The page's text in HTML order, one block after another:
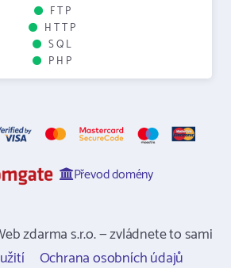
FTP
HTTP
SQL
PHP
Převod domény
zdarma s.r.o. — zvládnete to sami
Ochrana osobních údajů